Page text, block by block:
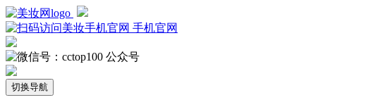
手机官网
公众号
切换导航